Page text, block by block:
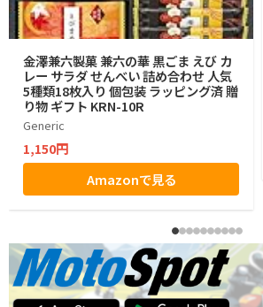
金澤兼六製菓 兼六の華 黒ごま えび カ
レー サラダ せんべい 詰め合わせ 人気
5種類18枚入り 個包装 ラッピング済 贈
り物 ギフト KRN-10R
Generic
1,150円
Amazonで見る